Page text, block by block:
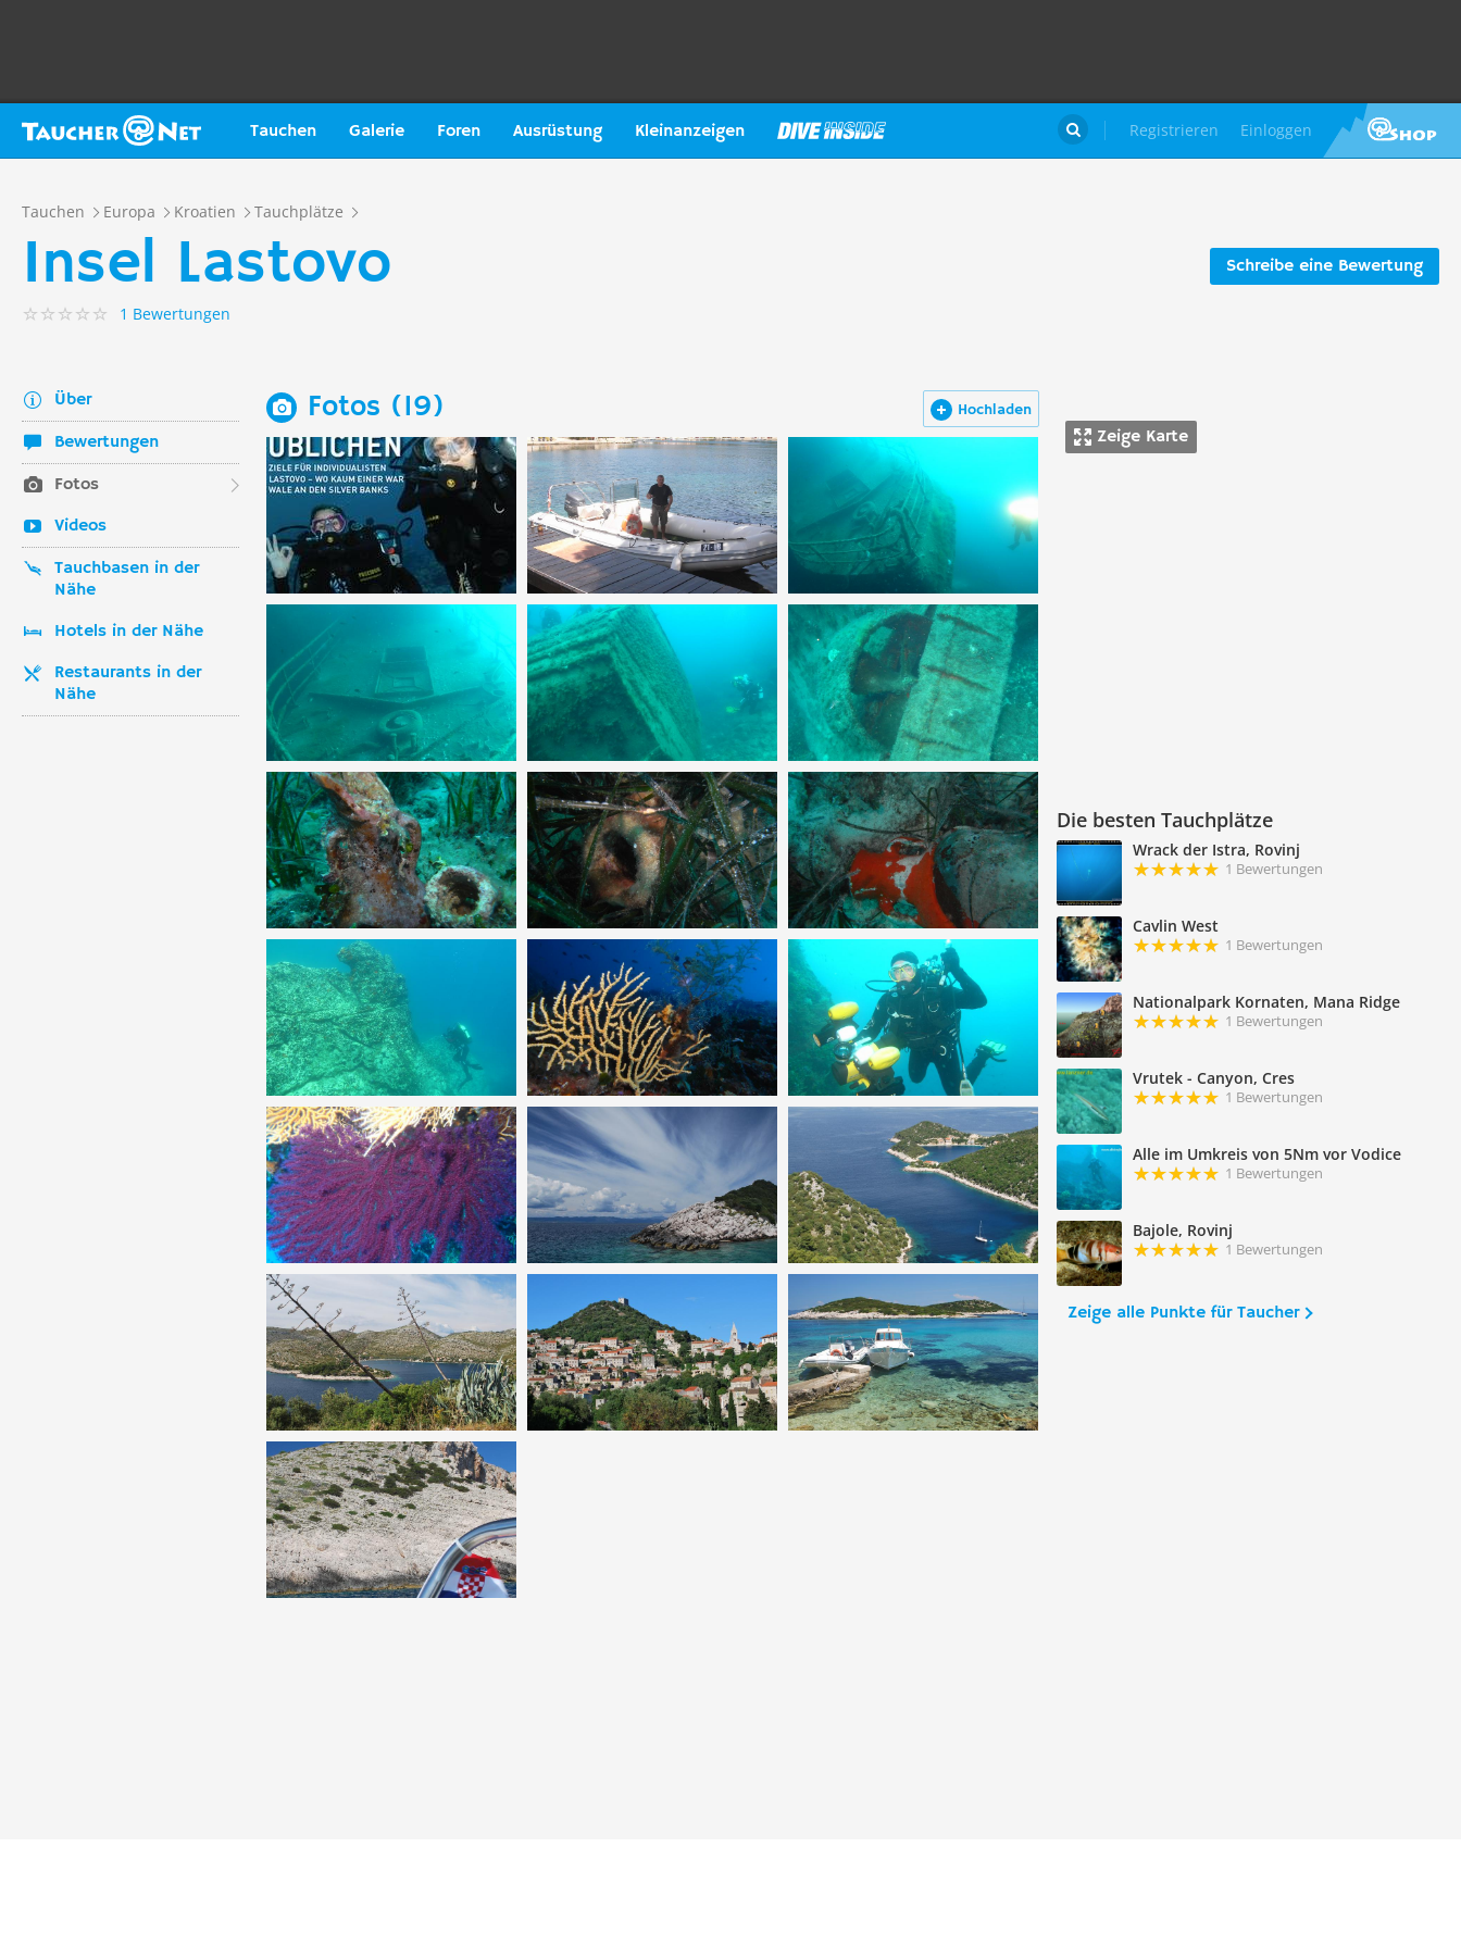
Tauchen Galerie Foren Ausrüstung Kleinanzeigen Registrieren Einloggen

Tauchen Europa Kroatien Tauchplätze
Schreibe eine Bewertung
Insel Lastovo
1 Bewertungen
Über
Bewertungen
Fotos
Videos
Tauchbasen in der
Nähe
Hotels in der Nähe
Restaurants in der
Nähe
Zeige Karte
Die besten Tauchplätze
Wrack der Istra, Rovinj
1 Bewertungen
Cavlin West
1 Bewertungen
Nationalpark Kornaten, Mana Ridge
1 Bewertungen
Vrutek - Canyon, Cres
1 Bewertungen
Alle im Umkreis von 5Nm vor Vodice
1 Bewertungen
Bajole, Rovinj
1 Bewertungen
Zeige alle Punkte für Taucher
Hochladen
Fotos (19)